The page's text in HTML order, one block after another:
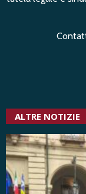
ALTRE NOTIZIE